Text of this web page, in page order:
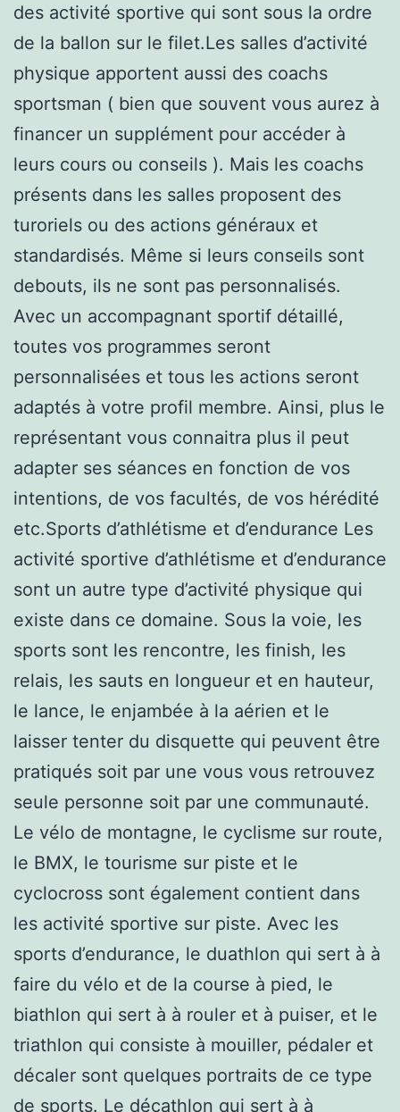
des activité sportive qui sont sous la ordre
de la ballon sur le filet.Les salles d’activité
physique apportent aussi des coachs
sportsman ( bien que souvent vous aurez à
financer un supplément pour accéder à
leurs cours ou conseils ). Mais les coachs
présents dans les salles proposent des
turoriels ou des actions généraux et
standardisés. Même si leurs conseils sont
debouts, ils ne sont pas personnalisés.
Avec un accompagnant sportif détaillé,
toutes vos programmes seront
personnalisées et tous les actions seront
adaptés à votre profil membre. Ainsi, plus le
représentant vous connaitra plus il peut
adapter ses séances en fonction de vos
intentions, de vos facultés, de vos hérédité
etc.Sports d’athlétisme et d’endurance Les
activité sportive d’athlétisme et d’endurance
sont un autre type d’activité physique qui
existe dans ce domaine. Sous la voie, les
sports sont les rencontre, les finish, les
relais, les sauts en longueur et en hauteur,
le lance, le enjambée à la aérien et le
laisser tenter du disquette qui peuvent être
pratiqués soit par une vous vous retrouvez
seule personne soit par une communauté.
Le vélo de montagne, le cyclisme sur route,
le BMX, le tourisme sur piste et le
cyclocross sont également contient dans
les activité sportive sur piste. Avec les
sports d’endurance, le duathlon qui sert à à
faire du vélo et de la course à pied, le
biathlon qui sert à à rouler et à puiser, et le
triathlon qui consiste à mouiller, pédaler et
décaler sont quelques portraits de ce type
de sports. Le décathlon qui sert à à